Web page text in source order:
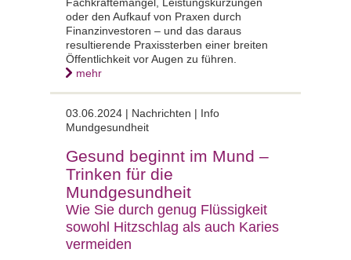
oder den Aufkauf von Praxen durch
Finanzinvestoren – und das daraus
resultierende Praxissterben einer breiten
Öffentlichkeit vor Augen zu führen.
mehr
03.06.2024 | Nachrichten | Info
Mundgesundheit
Gesund beginnt im Mund –
Trinken für die
Mundgesundheit
Wie Sie durch genug Flüssigkeit
sowohl Hitzschlag als auch Karies
vermeiden